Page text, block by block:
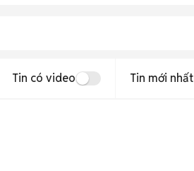
Tin có video Tin mới nhất